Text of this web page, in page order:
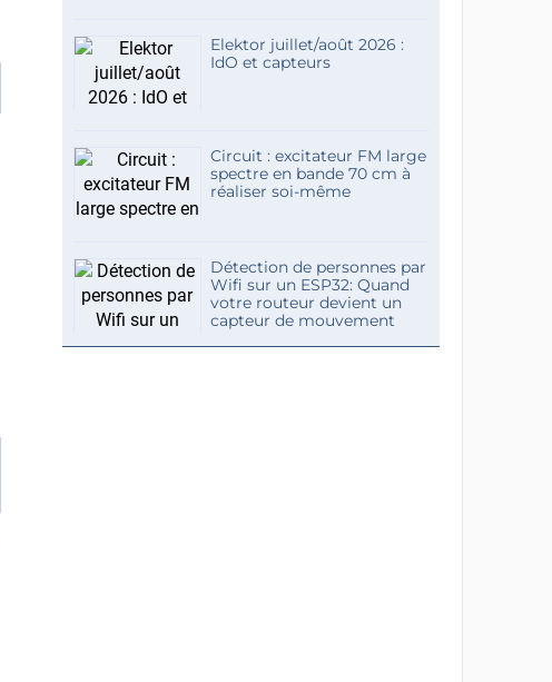
Elektor juillet/août 2026 :
IdO et capteurs
Circuit : excitateur FM large
spectre en bande 70 cm à
réaliser soi-même
Détection de personnes par
Wifi sur un ESP32: Quand
votre routeur devient un
capteur de mouvement